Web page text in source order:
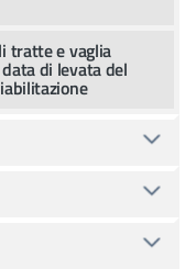
tratte e vaglia
di levata del